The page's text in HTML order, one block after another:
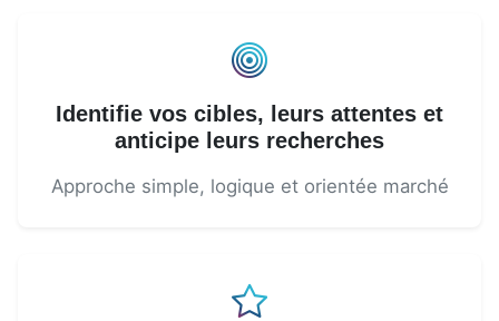
Identifie vos cibles, leurs attentes et
anticipe leurs recherches
Approche simple, logique et orientée marché